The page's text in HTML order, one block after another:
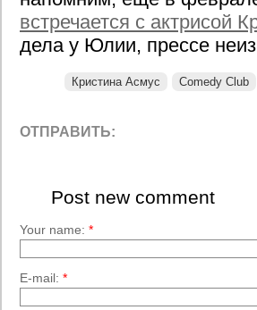
встречается с актрисой
дела у Юлии, прессе
Кристина Асмус Comedy Club
ОТПРАВИТЬ:
Post new comment
Your name: *
E-mail: *